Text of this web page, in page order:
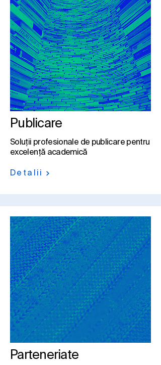
Publicare
Soluții profesionale de publicare pentru
excelență academică
Detalii
Parteneriate